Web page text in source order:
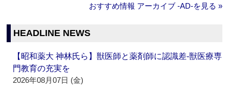
おすすめ情報 アーカイブ ‐AD‐を見る »
HEADLINE NEWS
【昭和薬大 神林氏ら】獣医師と薬剤師に認識差‐獣医療専
門教育の充実を
2026年08月07日 (金)